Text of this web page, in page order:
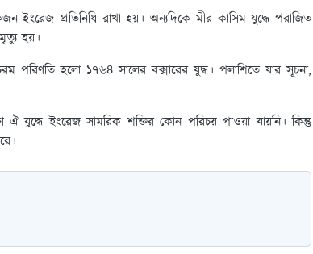
ইংরেজ প্রতিনিধি রাখা হয়। অন্যদিকে মীর কাসিম যুদ্ধে পরাজিত
হয়।
পরিণতি হলো ১৭৬৪ সালের বক্সারের যুদ্ধ। পলাশিতে যার সূচনা,
ঐ যুদ্ধে ইংরেজ সামরিক শক্তির কোন পরিচয় পাওয়া যায়নি। কিন্তু